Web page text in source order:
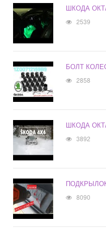
ШКОДА
2539
БОЛТ
2858
ШКОДА
3892
8090